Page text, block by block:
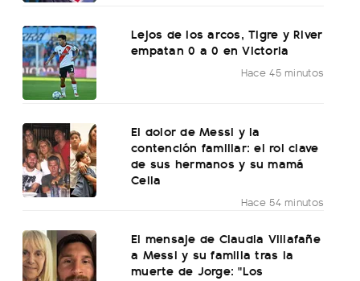
Lejos de los arcos, Tigre y River
empatan 0 a 0 en Victoria
Hace 45 minutos
El dolor de Messi y la
contención familiar: el rol clave
de sus hermanos y su mamá
Celia
Hace 54 minutos
El mensaje de Claudia Villafañe
a Messi y su familia tras la
muerte de Jorge: "Los